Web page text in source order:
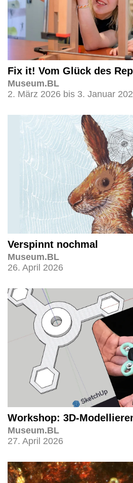
Fix it! Vom Glück des
Museum.BL
2. März 2026 bis 3. Januar
Verspinnt nochmal
Museum.BL
26. April 2026
Workshop: 3D-
Museum.BL
27. April 2026